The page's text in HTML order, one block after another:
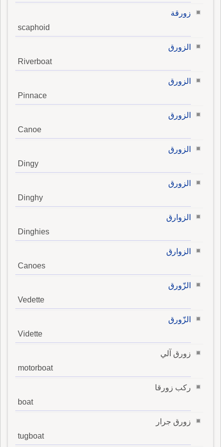
زورقة
scaphoid
الزورق
Riverboat
الزورق
Pinnace
الزورق
Canoe
الزورق
Dingy
الزورق
Dinghy
الزوارق
Dinghies
الزوارق
Canoes
الزّورق
Vedette
الزّورق
Vidette
زورق آلي
motorboat
ركب زورقا
boat
زورق جرار
tugboat